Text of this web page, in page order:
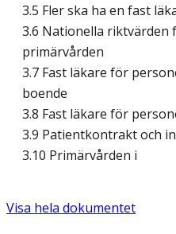
3.5 Fler ska ha en fast
3.6 Nationella
primärvården
3.7 Fast läkare för
boende
3.8 Fast läkare för
3.9 Patientkontrakt och
3.10 Primärvården i
Visa hela dokumentet